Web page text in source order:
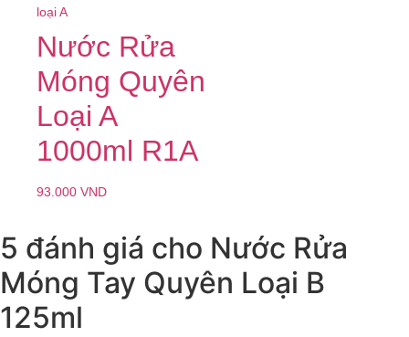
Nước Rửa
Móng Quyên
Loại A
1000ml R1A
93.000 VND
5 đánh giá cho Nước Rửa
Móng Tay Quyên Loại B
125ml